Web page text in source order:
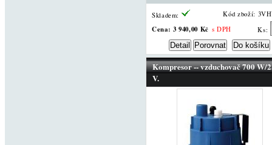
Skladem: Kód zboží:
Cena: 3 940,00 Kč s DPH Ks:
Kompresor -- vzduchovač 700 W/
V.